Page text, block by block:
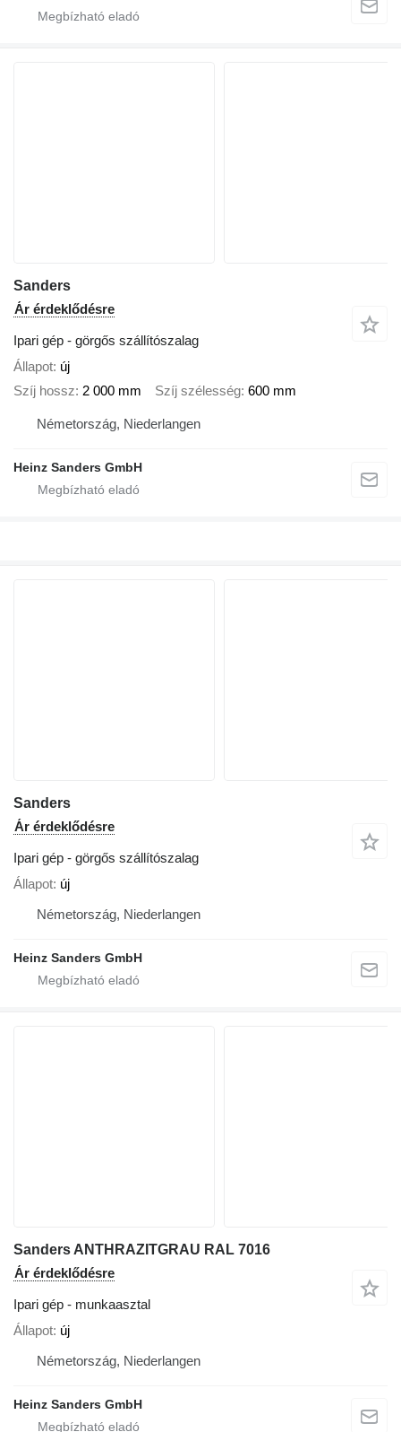
Sanders
Ár érdeklődésre
Ipari gép - görgős szállítószalag
Állapot új
Szíj hossz 2 000 mm Szíj szélesség 600 mm
Németország, Niederlangen
Heinz Sanders GmbH
Sanders
Ár érdeklődésre
Ipari gép - görgős szállítószalag
Állapot új
Németország, Niederlangen
Heinz Sanders GmbH
Sanders ANTHRAZITGRAU RAL 7016
Ár érdeklődésre
Ipari gép - munkaasztal
Állapot új
Németország, Niederlangen
Heinz Sanders GmbH